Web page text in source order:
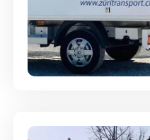
Möbellagerung
aufbewahrt